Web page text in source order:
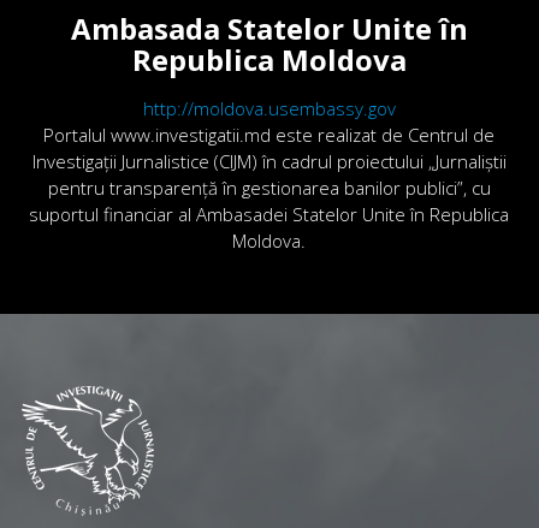
Ambasada Statelor Unite în
Republica Moldova
http://moldova.usembassy.gov
Portalul www.investigatii.md este realizat de Centrul de
Investigații Jurnalistice (CIJM) în cadrul proiectului „Jurnaliștii
pentru transparență în gestionarea banilor publici”, cu
suportul financiar al Ambasadei Statelor Unite în Republica
Moldova.